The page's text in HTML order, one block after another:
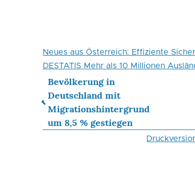
Neues aus Österreich: Effiziente
DESTATIS Mehr als 10 Millionen
Links
für
Bevölkerung in
Deutschland mit
Migrationshintergrund
um 8,5 % gestiegen